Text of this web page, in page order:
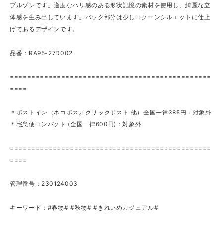
ブルゾンです。適度なハリ感のある形状記憶の素材を使用し、綺麗な立
体感を生み出しています。バック部分は少しコクーンシルエットに仕上
げてあるデザインです。
品番：RA95-27D002
===============================================
====
＊ポストイン（ネコポス／クリックポスト 他）全国一律385円：対象外
＊宅急便コンパクト (全国一律600円)：対象外
===============================================
====
管理番号：230124003
キーワード：#春物# #秋物# #きれいめカジュアル#